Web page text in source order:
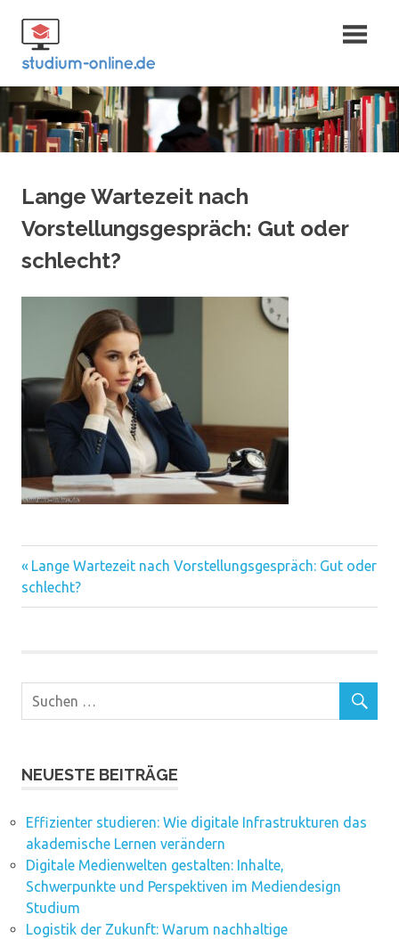
Inhalt
springen
Fernstudium
und Bachelor
Lange Wartezeit nach
Vorstellungsgespräch: Gut oder
schlecht?
Beitragsnavigation
Vorheriger
Beitrag:
Lange Wartezeit nach Vorstellungsgespräch: Gut oder
schlecht?
NEUESTE BEITRÄGE
Effizienter studieren: Wie digitale Infrastrukturen das
akademische Lernen verändern
Digitale Medienwelten gestalten: Inhalte,
Schwerpunkte und Perspektiven im Mediendesign
Studium
Logistik der Zukunft: Warum nachhaltige